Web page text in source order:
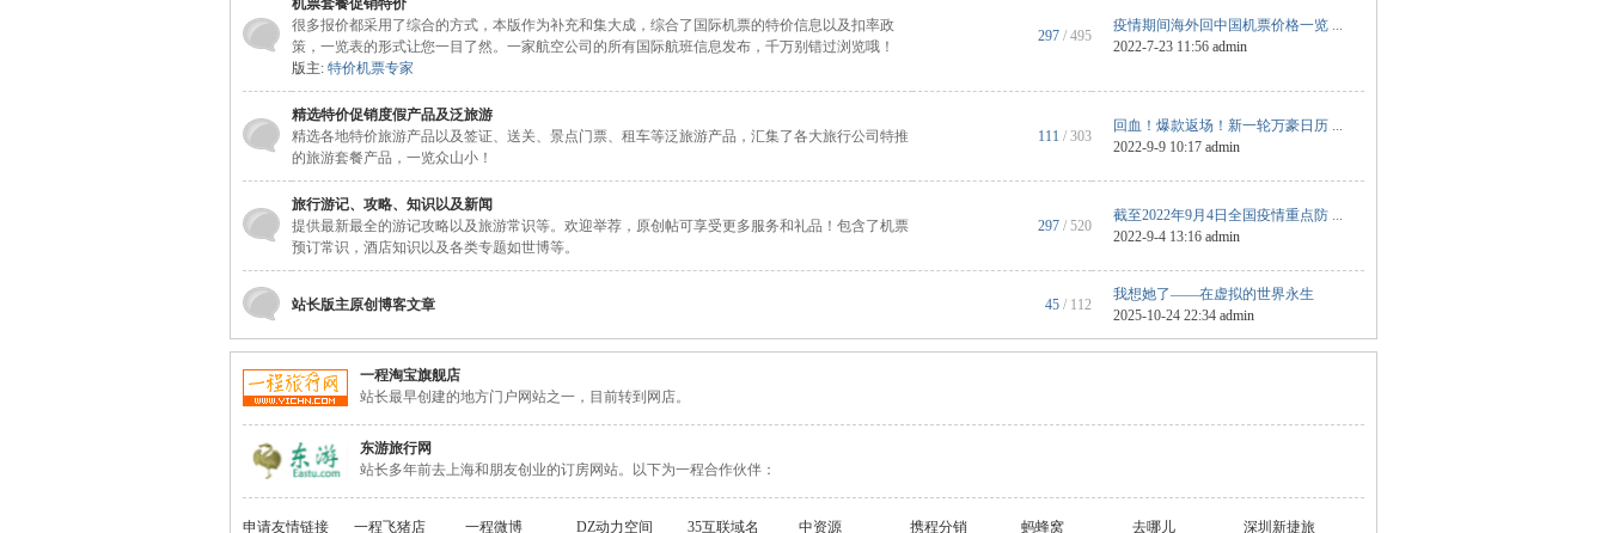
网
机票套餐促销特价
很多报价都采用了综合的方式，本版作为补充和集大成，综合了国际机票的特价信息以及扣率政
策，一览表的形式让您一目了然。一家航空公司的所有国际航班信息发布，千万别错过浏览哦！
版主: 特价机票专家
297 / 495
疫情期间海外回中国机票价格一览 ...
2022-7-23 11:56 admin
精选特价促销度假产品及泛旅游
精选各地特价旅游产品以及签证、送关、景点门票、租车等泛旅游产品，汇集了各大旅行公司特推
的旅游套餐产品，一览众山小！
111 / 303
回血！爆款返场！新一轮万豪日历 ...
2022-9-9 10:17 admin
旅行游记、攻略、知识以及新闻
提供最新最全的游记攻略以及旅游常识等。欢迎举荐，原创帖可享受更多服务和礼品！包含了机票
预订常识，酒店知识以及各类专题如世博等。
297 / 520
截至2022年9月4日全国疫情重点防 ...
2022-9-4 13:16 admin
站长版主原创博客文章 45 / 112
我想她了——在虚拟的世界永生
2025-10-24 22:34 admin
一程淘宝旗舰店
站长最早创建的地方门户网站之一，目前转到网店。
东游旅行网
站长多年前去上海和朋友创业的订房网站。以下为一程合作伙伴：
申请友情链接 一程飞猪店 一程微博 DZ动力空间 35互联域名 中资源 携程分销 蚂蜂窝 去哪儿 深圳新捷旅